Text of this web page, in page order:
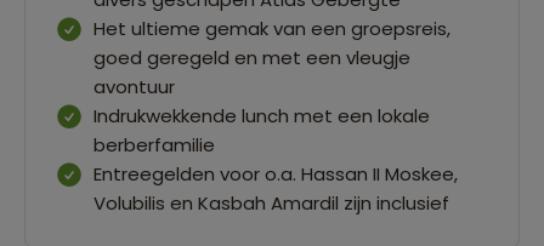
Het ultieme gemak van een groepsreis,
goed geregeld en met een vleugje
avontuur
Indrukwekkende lunch met een lokale
berberfamilie
Entreegelden voor o.a. Hassan II Moskee,
Volubilis en Kasbah Amardil zijn inclusief